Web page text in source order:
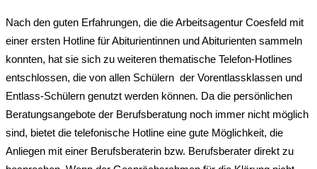
Nach den guten Erfahrungen, die die Arbeitsagentur Coesfeld mit
einer ersten Hotline für Abiturientinnen und Abiturienten sammeln
konnten, hat sie sich zu weiteren thematische Telefon-Hotlines
entschlossen, die von allen Schülern der Vorentlassklassen und
Entlass-Schülern genutzt werden können. Da die persönlichen
Beratungsangebote der Berufsberatung noch immer nicht möglich
sind, bietet die telefonische Hotline eine gute Möglichkeit, die
Anliegen mit einer Berufsberaterin bzw. Berufsberater direkt zu